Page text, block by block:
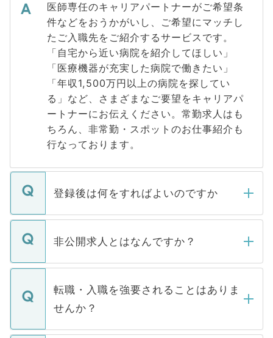
医師専任のキャリアパートナーがご希望条
件などをおうかがいし、ご希望にマッチし
たご入職先をご紹介するサービスです。
「自宅から近い病院を紹介してほしい」
「医療機器が充実した病院で働きたい」
「年収1,500万円以上の病院を探してい
る」など、さまざまなご要望をキャリアパ
ートナーにお伝えください。常勤求人はも
ちろん、非常勤・スポットのお仕事紹介も
行なっております。
登録後は何をすればよいのですか
ご登録いただきましたら、弊社担当者がご
登録内容を確認し、その後メールもしくは
ます。通常、5営業日以内にはご連絡をせて
いただきますので、しばらくお待ちくださ
非公開求人とはなんですか？
マイナビDOCTORで取り扱っている求人の
うち約3割は、Webサイトからご覧いただ
けない「非公開求人」です。非公開求人は
下記の理由によって、一般には公開してい
ません。
転職・入職を強要されることはありま
せんか？